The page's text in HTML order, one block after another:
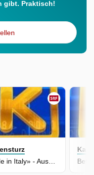
gibt. Praktisch!
«Made in Italy» - Ausbeutung hinter der Glamour-Fassade